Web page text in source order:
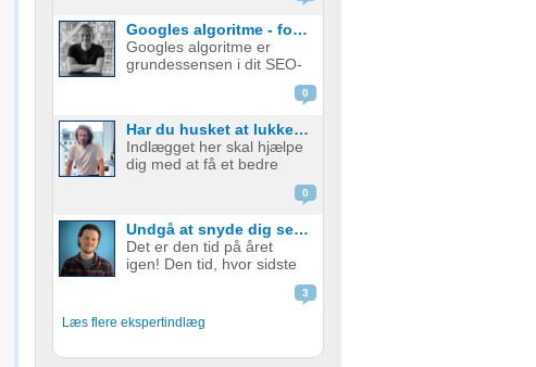
vasker om natten og
virksomhedsejere skuer
grumt mod efteråret. Men
hvad er Inflation? Hvilken
Googles algoritme - forstå de hundredvis af parametre bag
Googles algoritme er
grundessensen i dit SEO-
ved du også godt, at det
er et ”long game”, og at
det sjældent betaler sig at
0
Har du husket at lukke din softwareudvikler ind i forretningen?
Indlægget her skal hjælpe
dig med at få et bedre
godt samarbejde – og et
bedre produkt i sidste
ende. Det handler om at
0
Undgå at snyde dig selv og skat: Sådan får du styr på oplysningsskemaet
Det er den tid på året
igen! Den tid, hvor sidste
Skattestyrelsen. Men hvad
er det egentlig, der skal
3
Læs flere ekspertindlæg